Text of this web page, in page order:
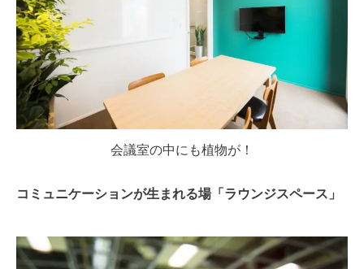
会議室の中にも植物が！
コミュニケーションが生まれる場「ラウンジスペース」